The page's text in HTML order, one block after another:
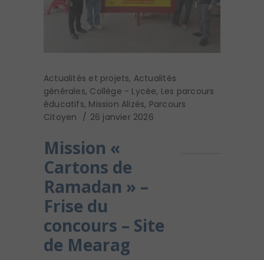
Actualités et projets, Actualités
générales, Collège - Lycée, Les parcours
éducatifs, Mission Alizés, Parcours
Citoyen
26 janvier 2026
Mission «
Cartons de
Ramadan » –
Frise du
concours – Site
de Mearag